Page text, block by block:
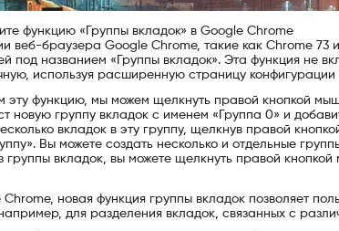
функцию «Группы вкладок» в Google Chrome
веб-браузера Google Chrome, такие как Chrome 73
под названием «Группы вкладок». Эта функция не
используя расширенную страницу
эту функцию, мы можем щелкнуть правой кнопкой
новую группу вкладок с именем «Группа 0» и
вкладок в эту группу, щелкнув правой
Вы можете создать несколько и отдельные
группы вкладок, вы можете щелкнуть правой
новая функция группы вкладок позволяет
для разделения вкладок, связанных с